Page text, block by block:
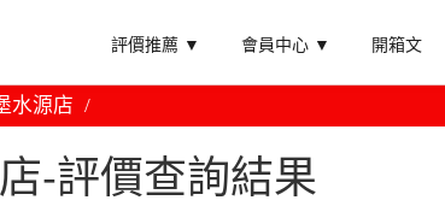
評價推薦 ▼ 會員中心 ▼ 開箱文
水源店
-評價查詢結果